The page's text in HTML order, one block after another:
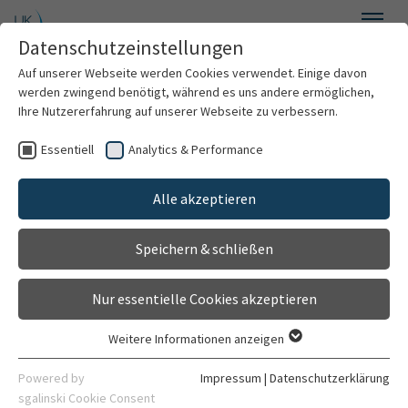
Zum Hauptinhalt springen
Willkommen
Über uns
Für Patienten
Für Ärzte
Herzchirurgie
⏯︎
Datenschutzeinstellungen
Auf unserer Webseite werden Cookies verwendet. Einige davon
werden zwingend benötigt, während es uns andere ermöglichen,
Ihre Nutzererfahrung auf unserer Webseite zu verbessern.
Essentiell Analytics & Performance
Alle akzeptieren
Speichern & schließen
Nur essentielle Cookies akzeptieren
Essentielle Cookies werden für grundlegende Funktionen der
Webseite benötigt. Dadurch ist gewährleistet, dass die
Weitere Informationen anzeigen
Powered by
sgalinski Cookie Consent
Impressum | Datenschutzerklärung